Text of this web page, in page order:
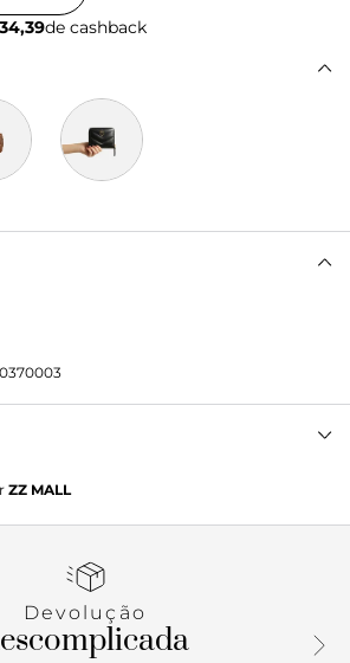
de cashback
em matelassê em V nas
na cor da carteira com bolso central,
dourado na capa.
ZZ MALL
Devolução